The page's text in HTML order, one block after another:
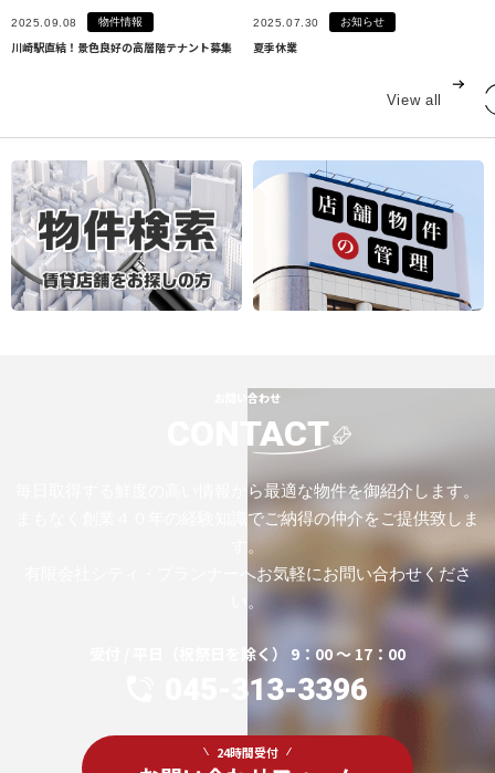
2025.09.08 物件情報
川崎駅直結！景色良好の高層階テナント募集
2025.07.30 お知らせ
夏季休業
View all
お問い合わせ
CONTACT
毎日取得する鮮度の高い情報から最適な物件を御紹介します。
まもなく創業４０年の経験知識でご納得の仲介をご提供致しま
す。
有限会社シティ・プランナーへお気軽にお問い合わせくださ
い。
受付 / 平日（祝祭日を除く） 9：00 ～ 17：00
045-313-3396
24時間受付